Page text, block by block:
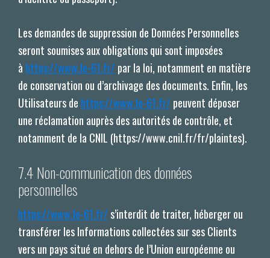
Les demandes de suppression de Données Personnelles
seront soumises aux obligations qui sont imposées
à https://www.le-61.fr/ par la loi, notamment en matière
de conservation ou d’archivage des documents. Enfin, les
Utilisateurs de https://www.le-61.fr/ peuvent déposer
une réclamation auprès des autorités de contrôle, et
notamment de la CNIL (https://www.cnil.fr/fr/plaintes).
7.4 Non-communication des données
personnelles
https://www.le-61.fr/ s’interdit de traiter, héberger ou
transférer les Informations collectées sur ses Clients
vers un pays situé en dehors de l’Union européenne ou